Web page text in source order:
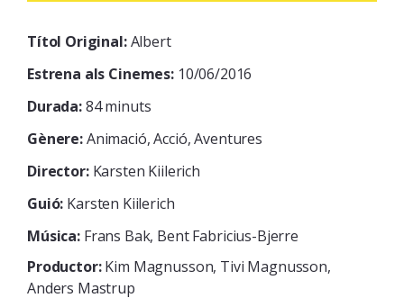
Títol Original:Albert
Estrena als Cinemes: 10/06/2016
Durada:84 minuts
Gènere:Animació, Acció, Aventures
Director:Karsten Kiilerich
Guió: Karsten Kiilerich
Música:Frans Bak, Bent Fabricius-Bjerre
Productor:Kim Magnusson, Tivi Magnusson,
Anders Mastrup